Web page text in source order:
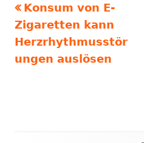
Beitrags-
Navigation
Vorheriger
Beitrag:
Konsum von E-
Zigaretten kann
Herzrhythmusstör
ungen auslösen